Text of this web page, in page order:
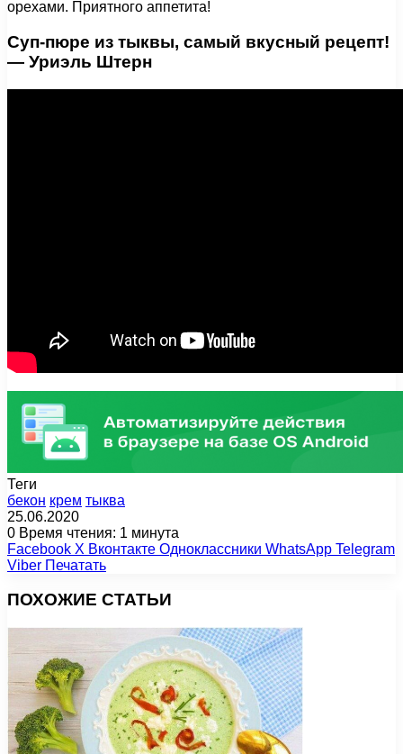
орехами. Приятного аппетита!
Суп-пюре из тыквы, самый вкусный рецепт!
— Уриэль Штерн
Теги
бекон крем тыква
25.06.2020
0 Время чтения: 1 минута
Facebook X Вконтакте Одноклассники WhatsApp Telegram
Viber Печатать
ПОХОЖИЕ СТАТЬИ